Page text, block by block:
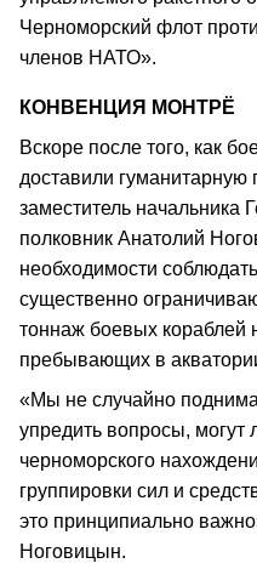
Черноморский флот
членов НАТО».
КОНВЕНЦИЯ МОНТРЁ
Вскоре после того, как
доставили
заместитель
полковник Анатолий
необходимости
существенно
тоннаж боевых кораблей
пребывающих в
«Мы не случайно
упредить вопросы, могут
черноморского
группировки сил и
это принципиально
Ноговицын.